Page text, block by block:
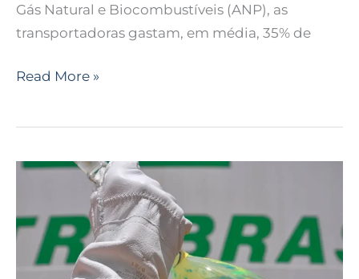
Gás Natural e Biocombustíveis (ANP), as
transportadoras gastam, em média, 35% de
Read More »
Estudo
IPTC
revela
variações